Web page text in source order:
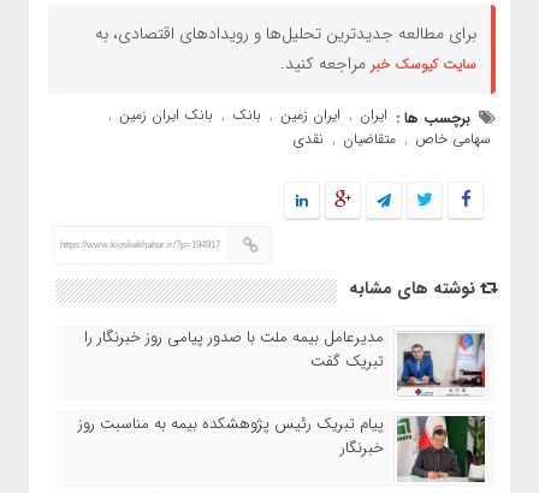
برای مطالعه جدیدترین تحلیل‌ها و رویدادهای اقتصادی، به
سایت کیوسک خبر مراجعه کنید.
برچسب ها : ایران , ایران زمین , بانک , بانک ایران زمین ,
سهامی خاص , متقاضیان , نقدی
https://www.kioskekhabar.ir/?p=194917
نوشته های مشابه
مدیرعامل بیمه ملت با صدور پیامی روز خبرنگار را
تبریک گفت
پیام تبریک رئیس پژوهشکده بیمه به مناسبت روز
خبرنگار